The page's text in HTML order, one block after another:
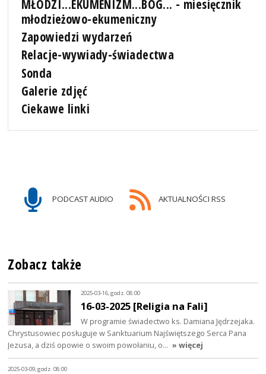
MŁODZI...EKUMENIZM...BÓG... - miesięcznik
młodzieżowo-ekumeniczny
Zapowiedzi wydarzeń
Relacje-wywiady-świadectwa
Sonda
Galerie zdjęć
Ciekawe linki
PODCAST AUDIO AKTUALNOŚCI RSS
Zobacz także
2025-03-16, godz. 08:00
16-03-2025 [Religia na Fali]
W programie świadectwo ks. Damiana Jędrzejaka.
Chrystusowiec posługuje w Sanktuarium Najświętszego Serca Pana
Jezusa, a dziś opowie o swoim powołaniu, o… » więcej
2025-03-09, godz. 08:00